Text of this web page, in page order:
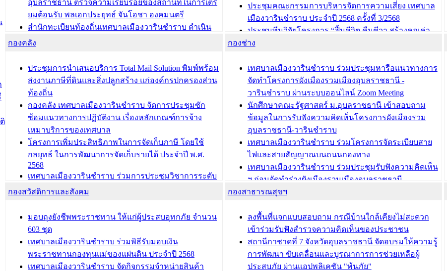
อุบลราชธานี ตรวจความเรียบร้อยของสถานที่ในการเตรี
ยมต้อนรับ พลเอกประยุทธ์ จันโอชา องคมนตรี
สำนักทะเบียนท้องถิ่นเทศบาลเมืองวารินชำราบ ดำเนิน
การมอบทะเบียนบ้าน ทร.14 และบัตรประจำตัวประชาชน
บ้าน (ท.ร.14) กรณีคนไม่มีสัญชาติไทยได้รับอนุญาตให้มี
ถิ่นที่อยู่
ประชุมคณะกรรมการประเมินผลการควบคุมภายในของ
สำนัก/กอง/โรงเรียน/ศูนย์พัฒนาเด็กเล็ก/สถานธนานุบาล
บทความ อื่นๆ ...
ประชุมคณะกรรมการบริหารจัดการความเสี่ยง เทศบาล
เมืองวารินชำราบ ประจำปี 2568 ครั้งที่ 3/2568
ประชุมทีมวิจัยโครงการ “ฟื้นชีวิต คืนชีวา สร้างคุณค่า
เมืองวาริน” เพื่อร่วมขับเคลื่อนเมืองวารินชำราบให้เป็น
บทความ อื่นๆ ...
กองคลัง
ประชุมการนำเสนอบริการ Total Mail Solution พิมพ์พร้อม
ส่งงานภาษีที่ดินและสิ่งปลูกสร้าง แก่องค์กรปกครองส่วน
ท้องถิ่น
กองคลัง เทศบาลเมืองวารินชำราบ จัดการประชุมซัก
ซ้อมแนวทางการปฏิบัติงาน เรื่องหลักเกณฑ์การจ้าง
เหมาบริการของเทศบาล
โครงการเพิ่มประสิทธิภาพในการจัดเก็บภาษี โดยใช้
กลยุทธ์ ในการพัฒนาการจัดเก็บรายได้ ประจำปี พ.ศ.
2568
เทศบาลเมืองวารินชำราบ ร่วมการประชุมวิชาการระดับ
นานาชาติและนิทรรศการด้านนวัตกรรมท้องถิ่น 2568
ทะเบียนภาษีป้าย
ประชุมผู้เช่าอาคารพาณิชย์ บริเวณถนนเกษมสุขและ
ถนนประทุมเทพภักดี
บทความ อื่นๆ ...
กองช่าง
เทศบาลเมืองวารินชำราบ ร่วมประชุมหารือแนวทางการ
จัดทำโครงการผังเมืองรวมเมืองอุบลราชธานี -
วารินชำราบ ผ่านระบบออนไลน์ Zoom Meeting
นักศึกษาคณะรัฐศาสตร์ ม.อุบลราชธานี เข้าสอบถาม
ข้อมูลในการรับฟังความคิดเห็นโครงการผังเมืองรวม
อุบลราชธานี-วารินชำราบ
เทศบาลเมืองวารินชำราบ ร่วมโครงการจัดระเบียบสาย
ไฟและสายสัญญาณบนถนนกองทาง
เทศบาลเมืองวารินชำราบ ร่วมประชุมรับฟังความคิดเห็น
ฯ ก่อนจัดทำร่างผังเมืองรวมเมืองอุบลราชธานี -
วารินชำราบ ครั้งที่ 3
การขออนุญาตเข้าทำประโยชน์ในพื้นที่ป่าไม้
บทความ อื่นๆ ...
กองสวัสดิการและสังคม
มอบถุงยังชีพพระราชทาน ให้แก่ผู้ประสบอุทกภัย จำนวน
603 ชุด
เทศบาลเมืองวารินชำราบ ร่วมพิธีรับมอบเงิน
พระราชทานกองทุนแม่ของแผ่นดิน ประจำปี 2568
เทศบาลเมืองวารินชำราบ จัดกิจกรรมจำหน่ายสินค้า
กองสาธารณสุขฯ
ลงพื้นที่แจกแบบสอบถาม กรณีบ้านใกล้เคียงไม่สะดวก
เข้าร่วมรับฟังสำรวจความคิดเห็นของประชาชน
สถานีกาชาดที่ 7 จังหวัดอุบลราชธานี จัดอบรมให้ความรู้
การพัฒนา ขับเคลื่อนและบูรณาการการช่วยเหลือผู้
ประสบภัย ผ่านแอปพลิเคชัน "พ้นภัย"